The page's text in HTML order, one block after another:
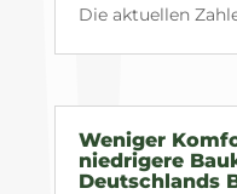
Die aktuellen
Weniger
niedrigere
Deutschlands